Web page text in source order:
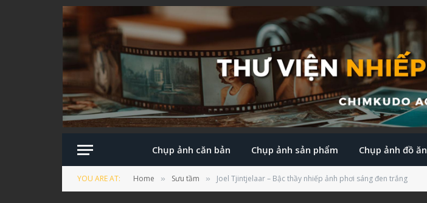
Chụp ảnh căn bản Chụp ảnh sản phẩm Chụp ảnh đồ ăn
YOU ARE AT: Home » Sưu tầm » Joel Tjintjelaar – Bậc thầy nhiếp ảnh phơi sáng đen trắng